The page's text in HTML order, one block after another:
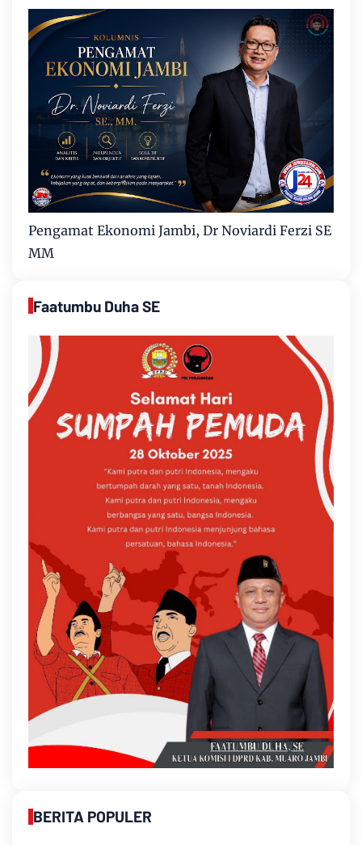
Pengamat Ekonomi Jambi, Dr Noviardi Ferzi SE
MM
Faatumbu Duha SE
BERITA POPULER